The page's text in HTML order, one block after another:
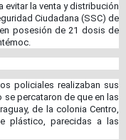
evitar la venta y distribución
Ciudadana (SSC) de
posesión de 21 dosis de
policiales realizaban sus
percataron de que en las
de la colonia Centro,
plástico, parecidas a las